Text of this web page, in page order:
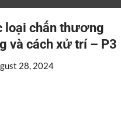
loại chấn thương
và cách xử trí – P3
28, 2024